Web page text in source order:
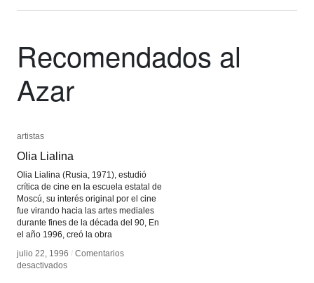
Recomendados al
Azar
artistas
Olia Lialina
Olia Lialina (Rusia, 1971), estudió
crítica de cine en la escuela estatal de
Moscú, su interés original por el cine
fue virando hacia las artes mediales
durante fines de la década del 90, En
el año 1996, creó la obra
julio 22, 1996 / Comentarios
desactivadosen
artistas
Olia Lialina
julio 22, 1996 / Comentarios
desactivadosen